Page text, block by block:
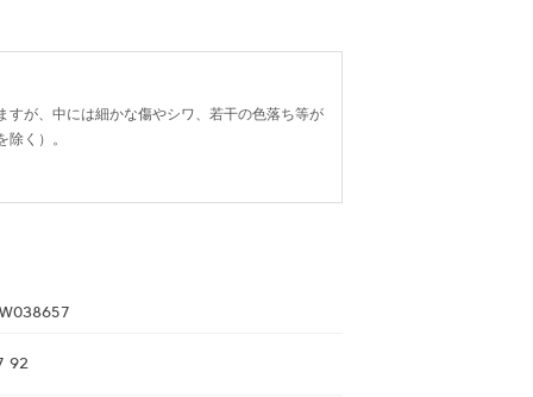
すが、中には細かな傷やシワ、若干の色落ち等が
く）。
92